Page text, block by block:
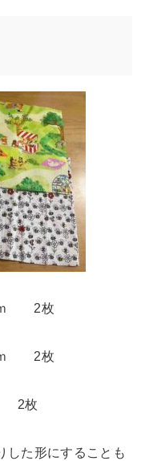
ｍ 2枚
ｍ 2枚
2枚
した形にすることも